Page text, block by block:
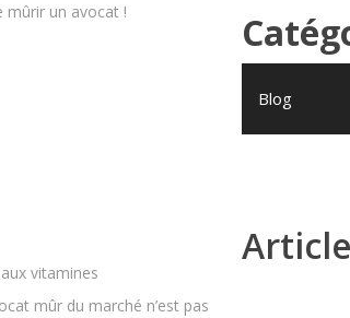
mûrir un avocat !
vitamines
mûr du marché n’est pas
Blog